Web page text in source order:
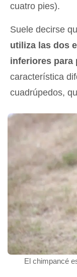
cuatro pies).
Suele decirse
utiliza las dos
inferiores para
característica
cuadrúpedos,
El chimpancé